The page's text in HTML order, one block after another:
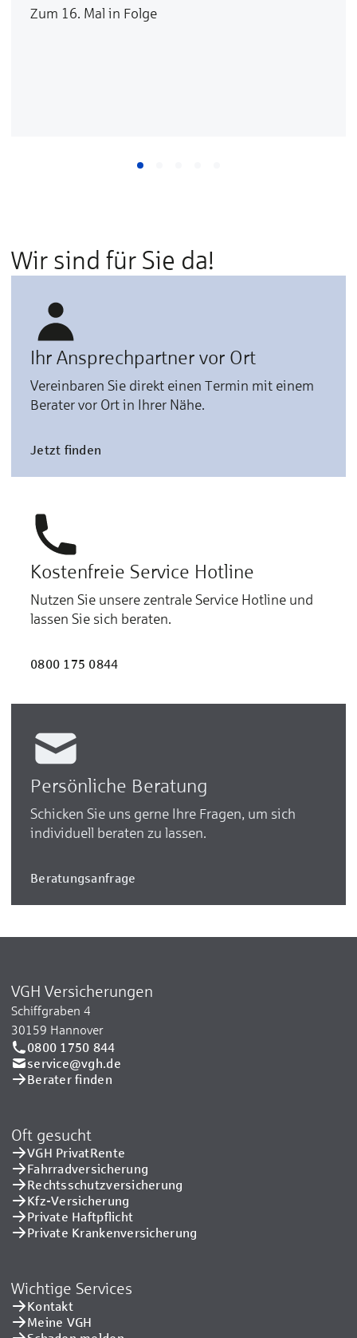
Zum 16. Mal in Folge
Wir sind für Sie da!
Ihr Ansprechpartner vor Ort
Vereinbaren Sie direkt einen Termin mit einem
Berater vor Ort in Ihrer Nähe.
Jetzt finden
Kostenfreie Service Hotline
Nutzen Sie unsere zentrale Service Hotline und
lassen Sie sich beraten.
0800 175 0844
Persönliche Beratung
Schicken Sie uns gerne Ihre Fragen, um sich
individuell beraten zu lassen.
Beratungsanfrage
VGH Versicherungen
Schiffgraben 4
30159 Hannover
0800 1750 844
service@vgh.de
Berater finden
Oft gesucht
VGH PrivatRente
Fahrradversicherung
Rechtsschutzversicherung
Kfz-Versicherung
Private Haftpflicht
Private Kranken­versicherung
Wichtige Services
Kontakt
Meine VGH